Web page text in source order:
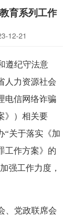
育系列工作
12-21
遵纪守法意
人力资源社会
电信网络诈骗
》）相关要
“关于落实《加
工作方案》的
强工作力度，
、党政联席会